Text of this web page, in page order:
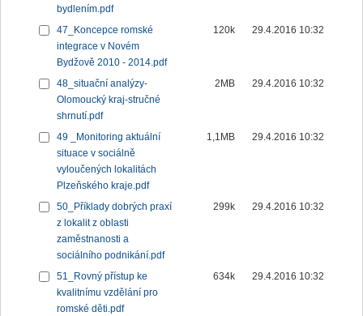
bydlením.pdf
47_Koncepce romské
integrace v Novém
Bydžově 2010 - 2014.pdf
120k 29.4.2016 10:32
48_situační analýzy-
Olomoucký kraj-stručné
shrnutí.pdf
2MB 29.4.2016 10:32
49 _Monitoring aktuální
situace v sociálně
vyloučených lokalitách
Plzeňského kraje.pdf
1,1MB 29.4.2016 10:32
50_Příklady dobrých praxí
z lokalit z oblasti
zaměstnanosti a
sociálního podnikání.pdf
299k 29.4.2016 10:32
51_Rovný přístup ke
kvalitnímu vzdělání pro
romské děti.pdf
634k 29.4.2016 10:32